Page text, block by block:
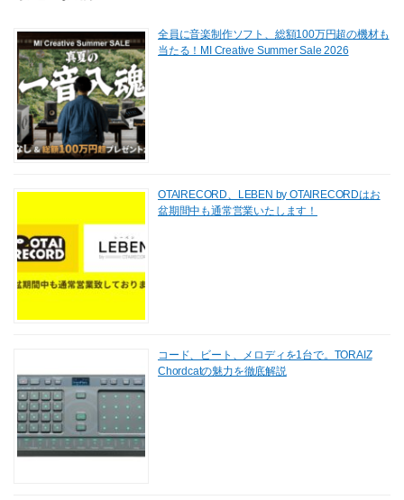
全員に音楽制作ソフト、総額100万円超の機材も
当たる！MI Creative Summer Sale 2026
OTAIRECORD、LEBEN by OTAIRECORDはお
盆期間中も通常営業いたします！
コード、ビート、メロディを1台で。TORAIZ
Chordcatの魅力を徹底解説